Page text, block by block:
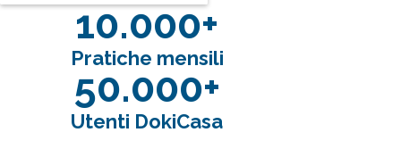
10.000+
Pratiche mensili
50.000+
Utenti DokiCasa